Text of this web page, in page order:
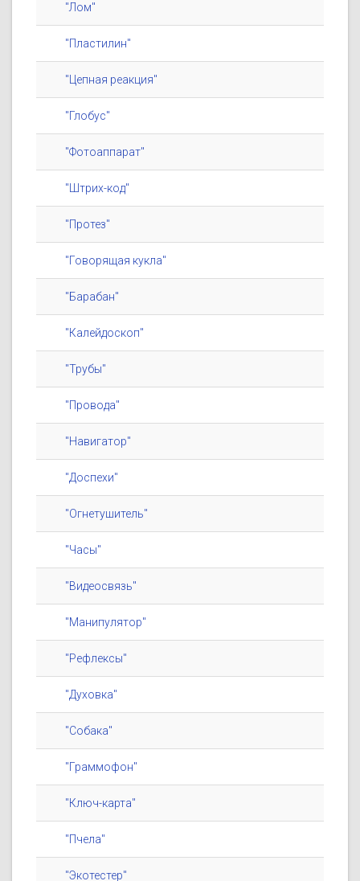
"Лом"
"Пластилин"
"Цепная реакция"
"Глобус"
"Фотоаппарат"
"Штрих-код"
"Протез"
"Говорящая кукла"
"Барабан"
"Калейдоскоп"
"Трубы"
"Провода"
"Навигатор"
"Доспехи"
"Огнетушитель"
"Часы"
"Видеосвязь"
"Манипулятор"
"Рефлексы"
"Духовка"
"Собака"
"Граммофон"
"Ключ-карта"
"Пчела"
"Экотестер"